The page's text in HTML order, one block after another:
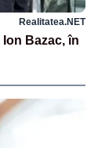
Realitatea.NET
Ion Bazac, în